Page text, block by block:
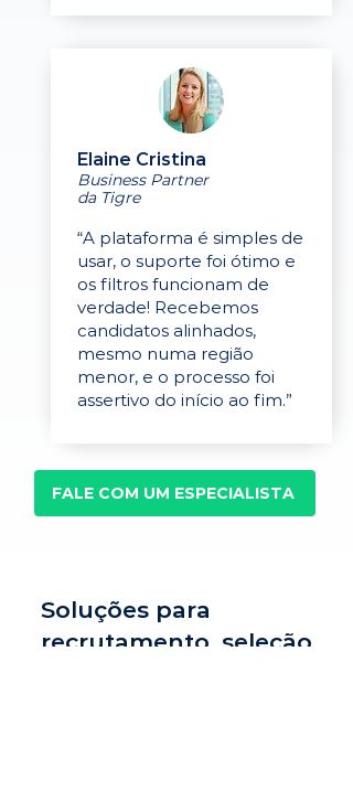
Elaine Cristina
Business Partner
da Tigre
“A plataforma é simples de
usar, o suporte foi ótimo e
os filtros funcionam de
verdade! Recebemos
candidatos alinhados,
mesmo numa região
menor, e o processo foi
assertivo do início ao fim.”
FALE COM UM ESPECIALISTA
Soluções para
recrutamento, seleção